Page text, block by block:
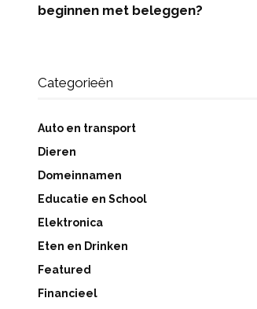
beginnen met beleggen?
Categorieën
Auto en transport
Dieren
Domeinnamen
Educatie en School
Elektronica
Eten en Drinken
Featured
Financieel